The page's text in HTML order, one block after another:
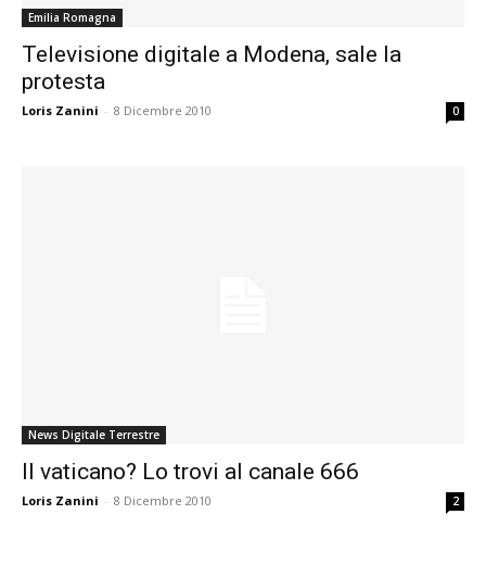
Emilia Romagna
Televisione digitale a Modena, sale la
protesta
Loris Zanini - 8 Dicembre 2010 0
News Digitale Terrestre
Il vaticano? Lo trovi al canale 666
Loris Zanini - 8 Dicembre 2010 2